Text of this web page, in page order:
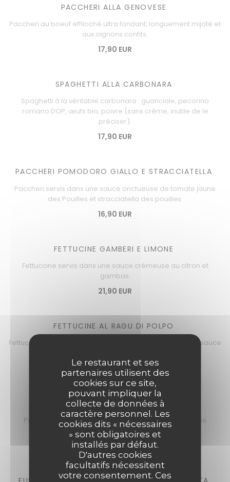
Le restaurant et ses
partenaires utilisent des
cookies sur ce site,
pouvant impliquer la
collecte de données à
caractère personnel. Les
cookies dits « nécessaires
» sont obligatoires et
installés par défaut.
D'autres cookies
facultatifs nécessitent
votre consentement. Ces
PACCHERI ALLA GENOVESE
Paccheri au boeuf effiloché ultra fondant, longuement mijoté et
aux oignons confits.
17,90 EUR
SPAGHETTI ALLA CARBONARA
Spaghetti à la véritable carbonara : guanciale, pecorino
romano DOP, œufs bio, poivre (sans crème, inutile de le
préciser).
17,90 EUR
PACCHERI POMODORO GIALLO E STRACCIATELLA
Paccheri servis dans une sauce onctueuse de tomate jaune
des Pouilles et stracciatella des pouilles.
16,90 EUR
FETTUCINE GAMBERI E LIMONE
Fettuccine servis dans une sauce crémeuse au citron et
gambas.
21,90 EUR
FETTUCINE AL RAGU DI POLPO
Fettuccine au ragoût de poulpe fondant, mijoté dans une sauce
22,90 EUR
PACCHERI PISTACCHIO E TONNO
Paccheri au pesto de pistaches, basilic frais, pistaches
torréfiées et tartare de thon rouge.
22,90 EUR